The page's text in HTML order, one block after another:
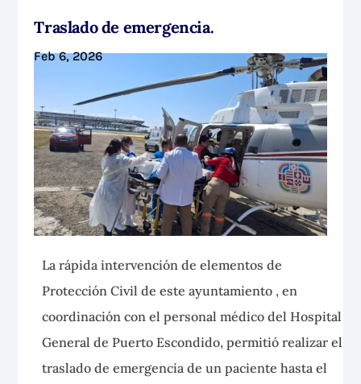
Traslado de emergencia.
Feb 6, 2026
La rápida intervención de elementos de
Protección Civil de este ayuntamiento , en
coordinación con el personal médico del Hospital
General de Puerto Escondido, permitió realizar el
traslado de emergencia de un paciente hasta el